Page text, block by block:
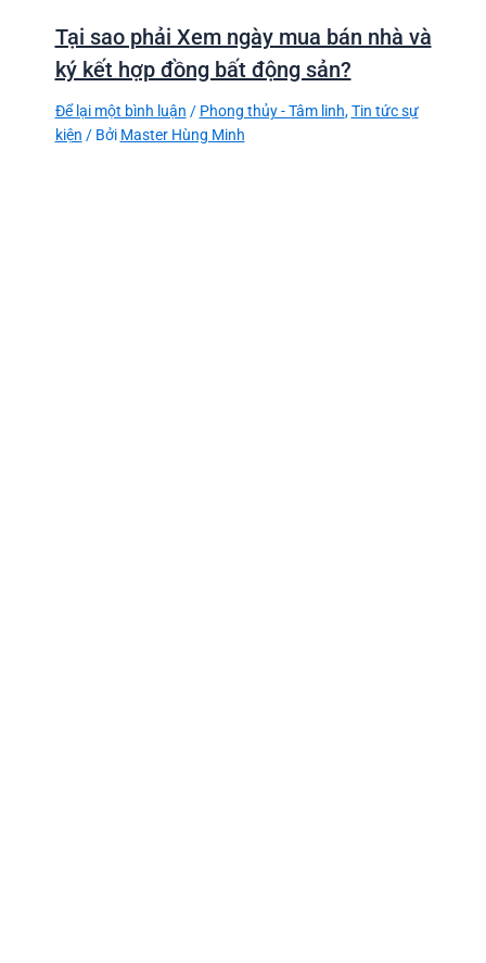
Tại sao phải Xem ngày mua bán nhà và
ký kết hợp đồng bất động sản?
Để lại một bình luận / Phong thủy - Tâm linh,Tin tức sự
kiện / Bởi Master Hùng Minh